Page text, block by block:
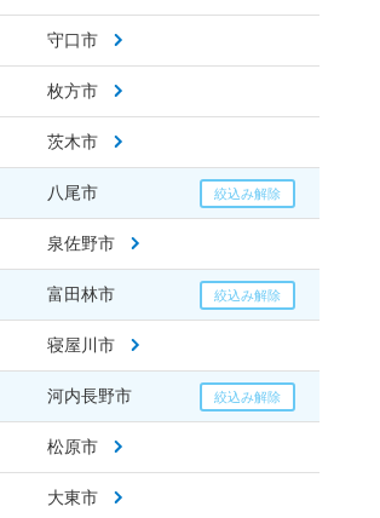
守口市
枚方市
茨木市
八尾市
泉佐野市
富田林市
寝屋川市
河内長野市
松原市
大東市